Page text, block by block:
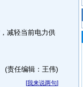
减轻当前电力供
(责任编辑：王伟)
[我来说两句]